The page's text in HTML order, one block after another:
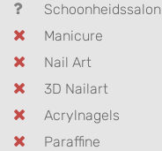
Schoonheidssalon
Manicure
Nail Art
3D Nailart
Acrylnagels
Paraffine